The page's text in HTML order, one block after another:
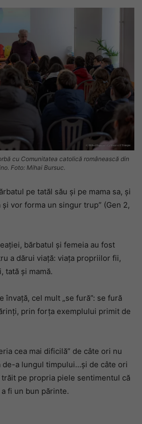
cu Comunitatea catolică românească din
Foto: Mihai Bursuc.
pe tatăl său și pe mama sa, și
vor forma un singur trup” (Gen 2,
bărbatul și femeia au fost
a dărui viață: viața propriilor fii,
tată și mamă.
învață, cel mult „se fură”: se fură
prin forța exemplului primit de
cea mai dificilă” de câte ori nu
de-a lungul timpului…și de câte ori
pe propria piele sentimentul că
fi un bun părinte.